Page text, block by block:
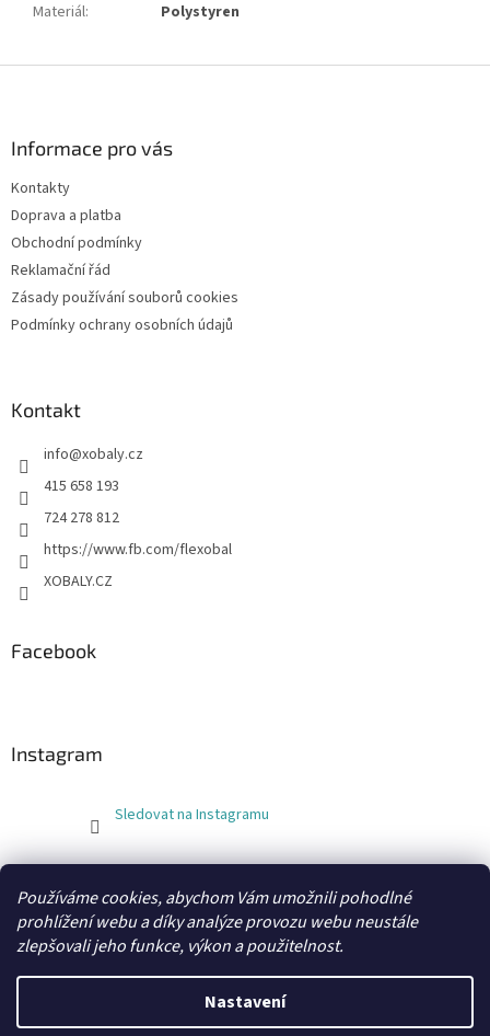
Používáme cookies, abychom Vám umožnili pohodlné
prohlížení webu a díky analýze provozu webu neustále
zlepšovali jeho funkce, výkon a použitelnost.
Nastavení
Materiál: Polystyren
Informace pro vás
Kontakty
Doprava a platba
Obchodní podmínky
Reklamační řád
Zásady používání souborů cookies
Podmínky ochrany osobních údajů
Kontakt
info@xobaly.cz
415 658 193
724 278 812
https://www.fb.com/flexobal
XOBALY.CZ
Facebook
Instagram
Sledovat na Instagramu